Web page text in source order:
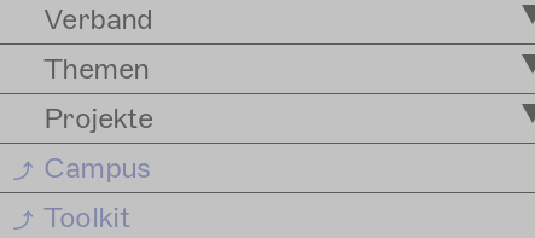
Verband
Themen
Projekte
Campus
Toolkit